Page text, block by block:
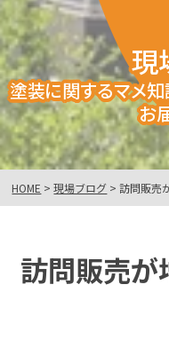
現
塗装に関するマメ
お
HOME >現場ブログ >訪問販売
訪問販売